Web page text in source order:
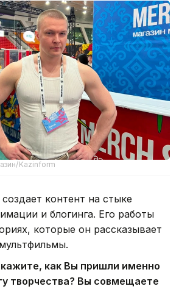
Kazinform
контент на стыке
и блогинга. Его работы
которые он рассказывает
как Вы пришли именно
творчества? Вы совмещаете